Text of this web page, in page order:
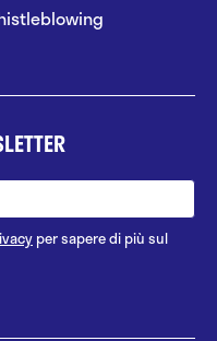
per sapere di più sul